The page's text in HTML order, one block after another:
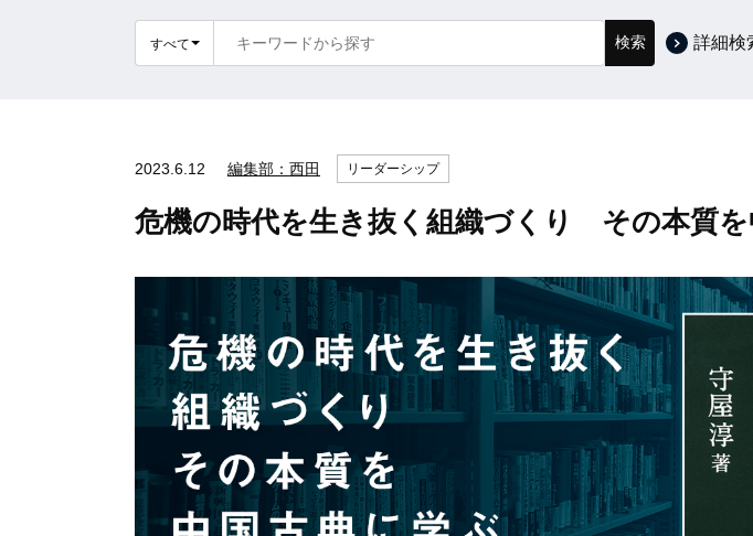
すべて 検索 詳細検
2023.6.12 編集部：西田 リーダーシップ
危機の時代を生き抜く組織づくり その本質を